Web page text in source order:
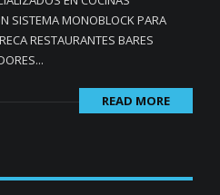
SISTEMA MONOBLOCK PARA
RESTAURANTES BARES
READ MORE